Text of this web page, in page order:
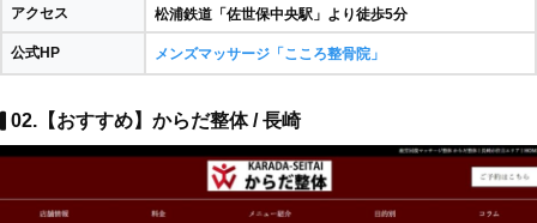
アクセス 松浦鉄道「佐世保中央駅」より徒歩5分
公式HP メンズマッサージ「こころ整骨院」
02.【おすすめ】からだ整体 / 長崎